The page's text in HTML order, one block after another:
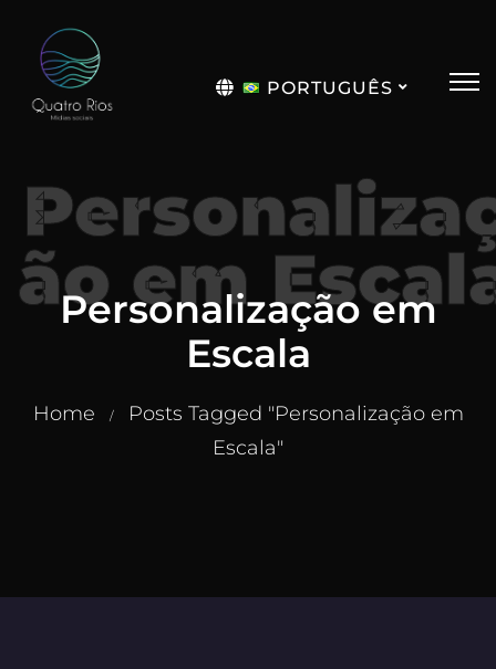
PORTUGUÊS
ão em
Personalização em
Escala
Home /
Posts Tagged "Personalização em
Escala"